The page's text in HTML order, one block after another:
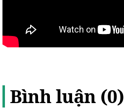
Bình luận (0)